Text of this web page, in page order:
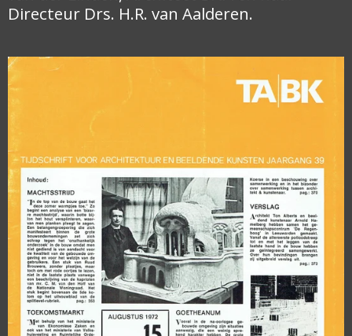
Directeur Drs. H.R. van Aalderen.